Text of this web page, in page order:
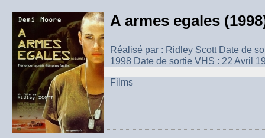
A armes egales
Réalisé par : Ridley Scott Date de
1998 Date de sortie VHS : 22 Avril
Films